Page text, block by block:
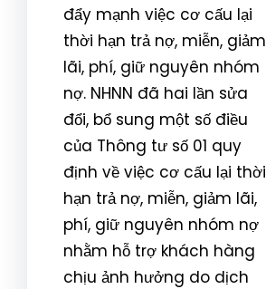
đẩy mạnh việc cơ cấu lại
thời hạn trả nợ, miễn, giảm
lãi, phí, giữ nguyên nhóm
nợ. NHNN đã hai lần sửa
đổi, bổ sung một số điều
của Thông tư số 01 quy
định về việc cơ cấu lại thời
hạn trả nợ, miễn, giảm lãi,
phí, giữ nguyên nhóm nợ
nhằm hỗ trợ khách hàng
chịu ảnh hưởng do dịch